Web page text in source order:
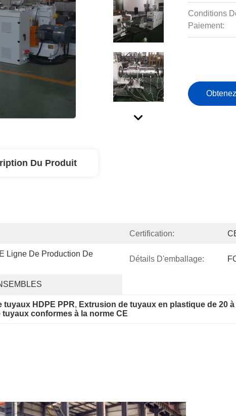
Conditions
Paiement:
Du Produit
Certification:
Ligne De Production De
Détails D'emballage:
tuyaux HDPE PPR, Extrusion de tuyaux en plastique de 20 à
conformes à la norme CE